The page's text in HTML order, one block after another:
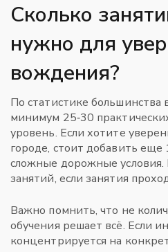
Сколько
нужно для
вождения?
По статистике большинства
минимум 25‑30
уровень. Если хотите
городе, стоит добавить еще
сложные дорожные условия.
занятий, если занятия
Важно помнить, что не
обучения решает всё. Если
концентрируется на